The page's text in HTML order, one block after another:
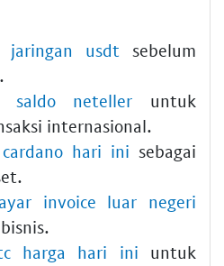
jaringan usdt sebelum
saldo neteller untuk
internasional.
hari ini sebagai
invoice luar negeri
harga hari ini untuk